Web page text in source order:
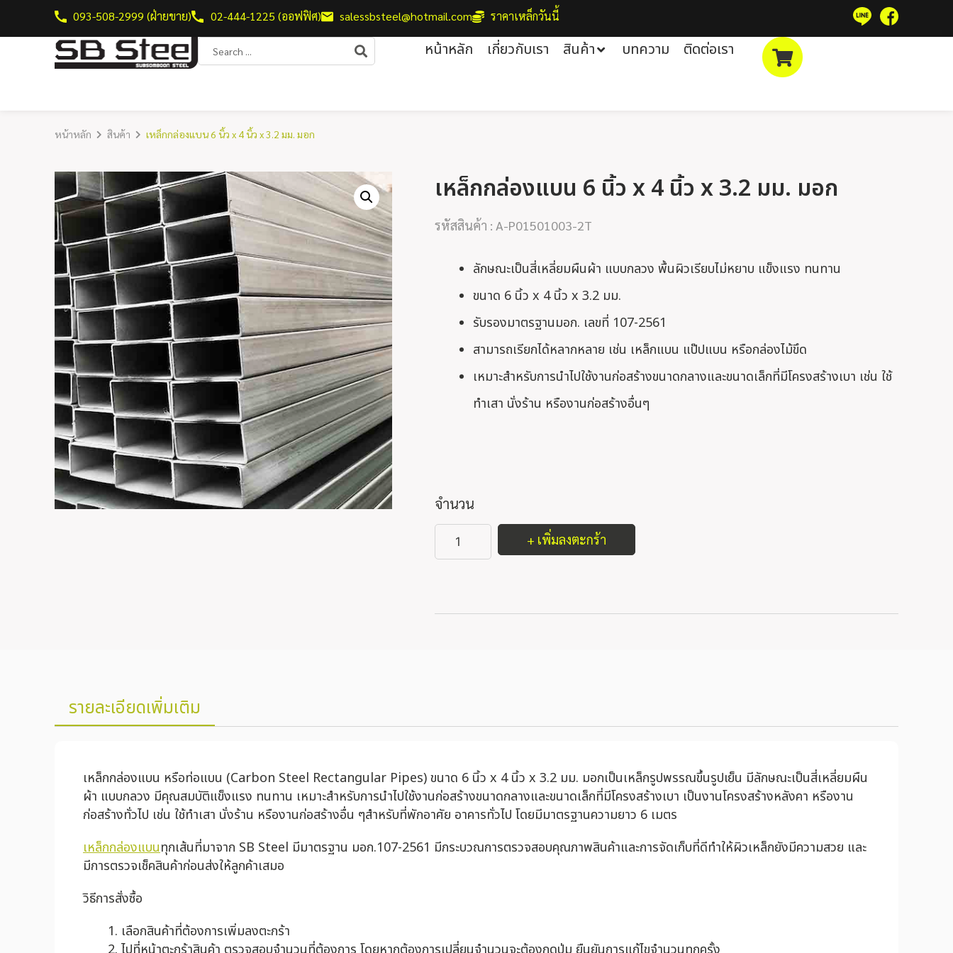
093-508-2999 (ฝ่ายขาย) 02-444-1225 (ออฟฟิศ) salessbsteel@hotmail.com ราคาเหล็กวันนี้
หน้าหลัก เกี่ยวกับเรา สินค้า บทความ ติดต่อเรา
หน้าหลัก สินค้า เหล็กกล่องแบน 6 นิ้ว x 4 นิ้ว x 3.2 มม. มอก
เหล็กกล่องแบน 6 นิ้ว x 4 นิ้ว x 3.2 มม. มอก
รหัสสินค้า : A-P01501003-2T
ลักษณะเป็นสี่เหลี่ยมผืนผ้า แบบกลวง พื้นผิวเรียบไม่หยาบ แข็งแรง ทนทาน
ขนาด 6 นิ้ว x 4 นิ้ว x 3.2 มม.
รับรองมาตรฐานมอก. เลขที่ 107-2561
สามารถเรียกได้หลากหลาย เช่น เหล็กแบน แป๊ปแบน หรือกล่องไม้ขึด
เหมาะสำหรับการนำไปใช้งานก่อสร้างขนาดกลางและขนาดเล็กที่มีโครงสร้างเบา เช่น ใช้
ทำเสา นั่งร้าน หรืองานก่อสร้างอื่นๆ
จำนวน
+ เพิ่มลงตะกร้า
รายละเอียดเพิ่มเติม
เหล็กกล่องแบน หรือท่อแบน (Carbon Steel Rectangular Pipes) ขนาด 6 นิ้ว x 4 นิ้ว x 3.2 มม. มอกเป็นเหล็กรูปพรรณขึ้นรูปเย็น มีลักษณะเป็นสี่เหลี่ยมผืน
ผ้า แบบกลวง มีคุณสมบัติแข็งแรง ทนทาน เหมาะสำหรับการนำไปใช้งานก่อสร้างขนาดกลางและขนาดเล็กที่มีโครงสร้างเบา เป็นงานโครงสร้างหลังคา หรืองาน
ก่อสร้างทั่วไป เช่น ใช้ทำเสา นั่งร้าน หรืองานก่อสร้างอื่น ๆสำหรับที่พักอาศัย อาคารทั่วไป โดยมีมาตรฐานความยาว 6 เมตร
เหล็กกล่องแบนทุกเส้นที่มาจาก SB Steel มีมาตรฐาน มอก.107-2561 มีกระบวณการตรวจสอบคุณภาพสินค้าและการจัดเก็บที่ดีทำให้ผิวเหล็กยังมีความสวย และ
มีการตรวจเช็คสินค้าก่อนส่งให้ลูกค้าเสมอ
วิธีการสั่งซื้อ
เลือกสินค้าที่ต้องการเพิ่มลงตะกร้า